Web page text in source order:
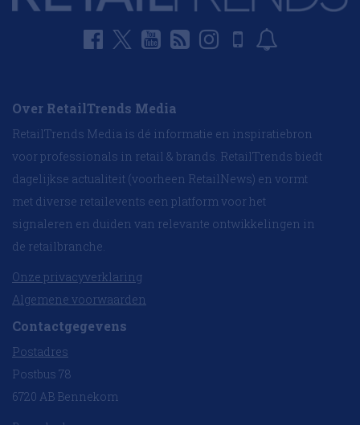
Over RetailTrends Media
RetailTrends Media is dé informatie en inspiratiebron
voor professionals in retail & brands. RetailTrends biedt
dagelijkse actualiteit (voorheen RetailNews) en vormt
met diverse retailevents een platform voor het
signaleren en duiden van relevante ontwikkelingen in
de retailbranche.
Onze privacyverklaring
Algemene voorwaarden
Contactgegevens
Postadres
Postbus 78
6720 AB Bennekom